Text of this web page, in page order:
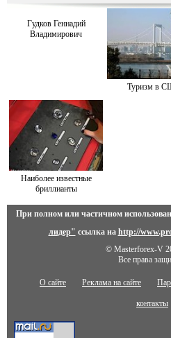
Гудков Геннадий
Владимирович
Туризм в
Наиболее известные
бриллианты
При полном или частичном
лидер" ссылка на http://
© Masterforex-V
Все права
О сайте Реклама на сайте
контакты